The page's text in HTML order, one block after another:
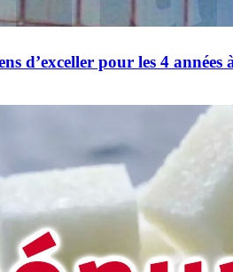
d’exceller pour les 4 années